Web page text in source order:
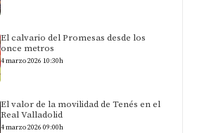
El calvario del Promesas desde los
once metros
4 marzo 2026 10:30h
El valor de la movilidad de Tenés en el
Real Valladolid
4 marzo 2026 09:00h